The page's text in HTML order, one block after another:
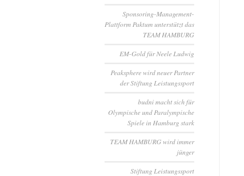
Sponsoring-Management-
Plattform Paktum unterstützt das
TEAM HAMBURG
EM-Gold für Neele Ludwig
Peaksphere wird neuer Partner
der Stiftung Leistungssport
budni macht sich für
Olympische und Paralympische
Spiele in Hamburg stark
TEAM HAMBURG wird immer
jünger
Stiftung Leistungssport